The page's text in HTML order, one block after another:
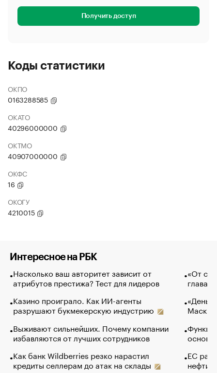
Получить доступ
Коды статистики
ОКПО
0163288585
ОКАТО
40296000000
ОКТМО
40907000000
ОКФС
16
ОКОГУ
4210015
Интересное на РБК
Насколько ваш авторитет зависит от
атрибутов престижа? Тест для лидеров
Казино проиграло. Как ИИ-агенты
разрушают букмекерскую индустрию
Выживают сильнейших. Почему компании
избавляются от лучших сотрудников
Как банк Wildberries резко нарастил
кредиты селлерам до атак на склады
«От
глава
Маск в
основ
ЕС
нефти